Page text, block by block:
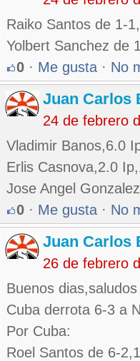
Raiko Santos de 1-
Yolbert Sanchez de
0 · Me gusta · No
Juan Carlos
24 de febrero
Vladimir Banos,6.0
Erlis Casnova,2.0
Jose Angel
0 · Me gusta · No
Juan Carlos
26 de febrero
Buenos
Cuba derrota 6-3 a
Por Cuba:
Roel Santos de 6-